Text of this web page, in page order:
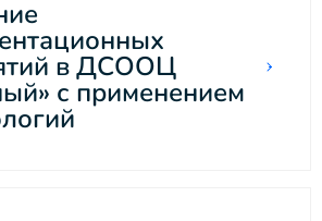
в ДСООЦ
с применением